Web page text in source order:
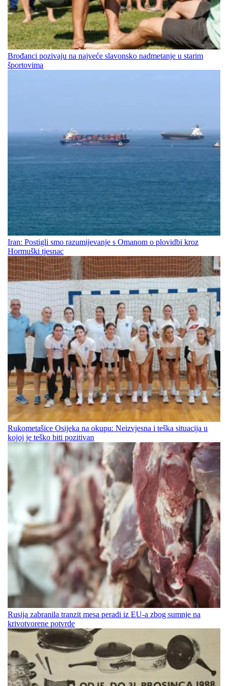
Brođanci pozivaju na najveće slavonsko nadmetanje u starim
športovima
Iran: Postigli smo razumijevanje s Omanom o plovidbi kroz
Hormuški tjesnac
Rukometašice Osijeka na okupu: Neizvjesna i teška situacija u
kojoj je teško biti pozitivan
Rusija zabranila tranzit mesa peradi iz EU-a zbog sumnje na
krivotvorene potvrde